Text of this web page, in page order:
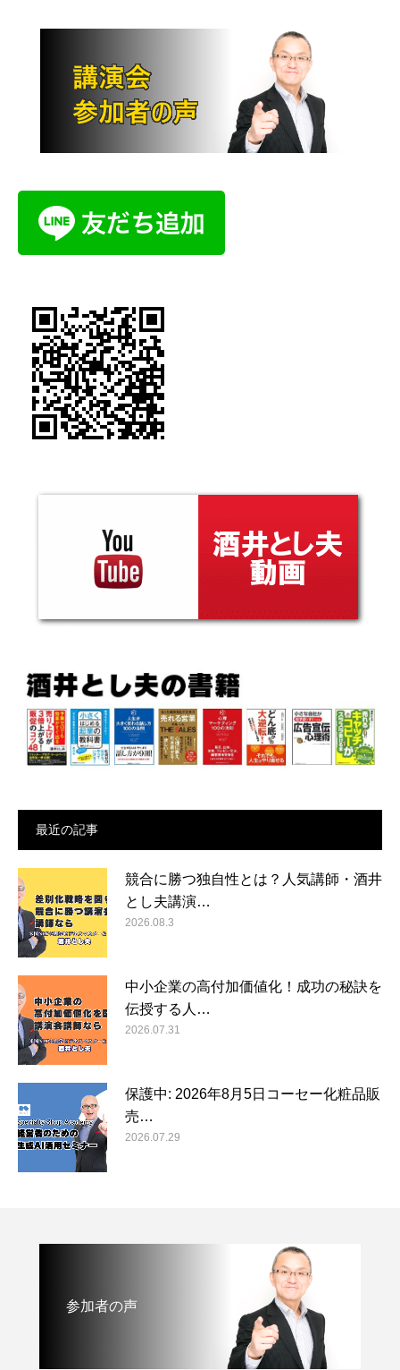
最近の記事
競合に勝つ独自性とは？人気講師・酒井
とし夫講演…
2026.08.3
中小企業の高付加価値化！成功の秘訣を
伝授する人…
2026.07.31
保護中: 2026年8月5日コーセー化粧品販
売…
2026.07.29
参加者の声